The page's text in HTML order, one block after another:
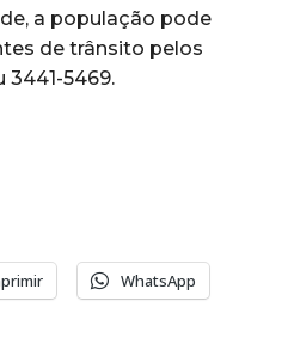
a população pode
de trânsito pelos
3441-5469.
WhatsApp